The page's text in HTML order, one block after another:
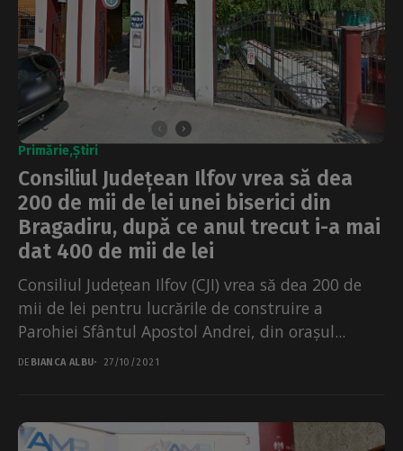
Primărie Știri
Consiliul Județean Ilfov vrea să dea
200 de mii de lei unei biserici din
Bragadiru, după ce anul trecut i-a mai
dat 400 de mii de lei
Consiliul Județean Ilfov (CJI) vrea să dea 200 de
mii de lei pentru lucrările de construire a
Parohiei Sfântul Apostol Andrei, din orașul...
DE BIANCA ALBU 27/10/2021